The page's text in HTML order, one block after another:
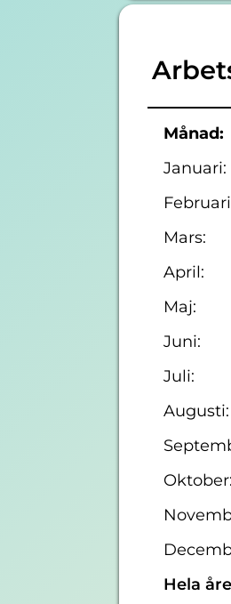
Månad:
Januari:
Mars:
April:
Maj:
Juni:
Juli:
Augusti:
Oktober:
Hela